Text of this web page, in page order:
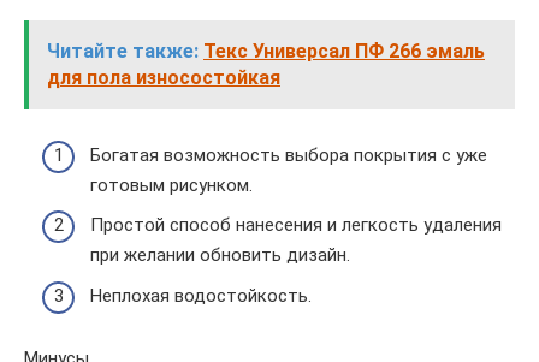
Читайте также: Текс Универсал ПФ 266 эмаль
для пола износостойкая
Богатая возможность выбора покрытия с уже
готовым рисунком.
Простой способ нанесения и легкость удаления
при желании обновить дизайн.
Неплохая водостойкость.